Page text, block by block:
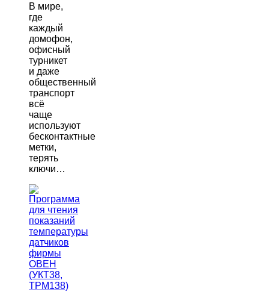
В мире,
где
каждый
домофон,
офисный
турникет
и даже
общественный
транспорт
всё
чаще
используют
бесконтактные
метки,
терять
ключи…